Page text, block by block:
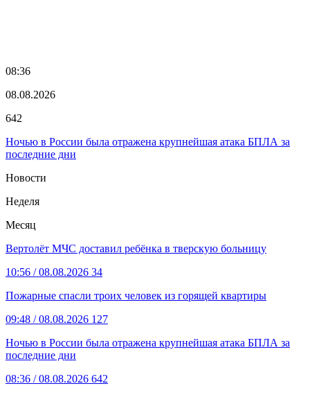
08:36
08.08.2026
642
Ночью в России была отражена крупнейшая атака БПЛА за
последние дни
Новости
Неделя
Месяц
Вертолёт МЧС доставил ребёнка в тверскую больницу
10:56 / 08.08.2026 34
Пожарные спасли троих человек из горящей квартиры
09:48 / 08.08.2026 127
Ночью в России была отражена крупнейшая атака БПЛА за
последние дни
08:36 / 08.08.2026 642